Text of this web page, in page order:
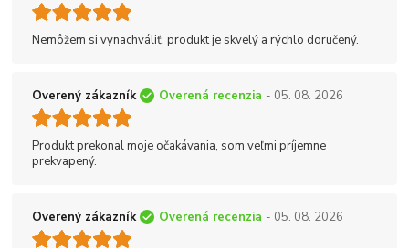
Nemôžem si vynachváliť, produkt je skvelý a rýchlo doručený.
Overený zákazník Overená recenzia - 05. 08. 2026
Produkt prekonal moje očakávania, som veľmi príjemne
prekvapený.
Overený zákazník Overená recenzia - 05. 08. 2026